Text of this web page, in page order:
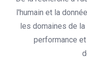
l'humain et la
les domaines de
performance